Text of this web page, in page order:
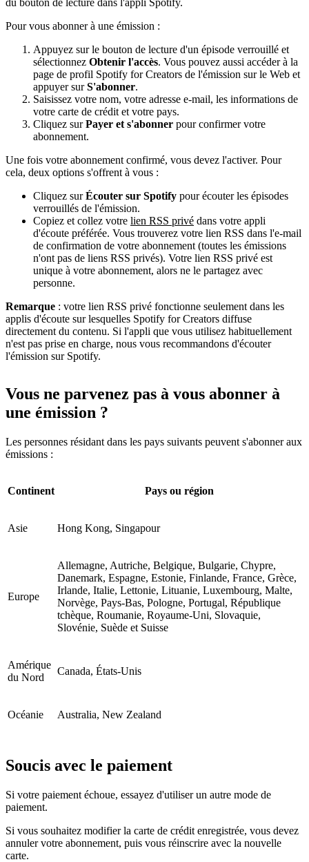
Pour vous abonner à une émission :
Appuyez sur le bouton de lecture d'un épisode verrouillé et
sélectionnez Obtenir l'accès. Vous pouvez aussi accéder à la
page de profil Spotify for Creators de l'émission sur le Web et
appuyer surS'abonner.
Saisissez votre nom, votre adresse e-mail, les informations de
votre carte de crédit et votre pays.
Cliquez surPayer et s'abonner pour confirmer votre
abonnement.
Une fois votre abonnement confirmé, vous devez l'activer. Pour
cela, deux options s'offrent à vous :
Cliquez surÉcouter sur Spotify pour écouter les épisodes
verrouillés de l'émission.
Copiez et collez votre lien RSS privé dans votre appli
d'écoute préférée. Vous trouverez votre lien RSS dans l'e-mail
de confirmation de votre abonnement (toutes les émissions
n'ont pas de liens RSS privés). Votre lien RSS privé est
unique à votre abonnement, alors ne le partagez avec
personne.
Remarque : votre lien RSS privé fonctionne seulement dans les
applis d'écoute sur lesquelles Spotify for Creators diffuse
directement du contenu. Si l'appli que vous utilisez habituellement
n'est pas prise en charge, nous vous recommandons d'écouter
l'émission sur Spotify.
Vous ne parvenez pas à vous abonner à
une émission ?
Les personnes résidant dans les pays suivants peuvent s'abonner aux
émissions :
Continent Pays ou région
Asie Hong Kong, Singapour
Europe
Allemagne, Autriche, Belgique, Bulgarie, Chypre,
Danemark, Espagne, Estonie, Finlande, France, Grèce,
Irlande, Italie, Lettonie, Lituanie, Luxembourg, Malte,
Norvège, Pays-Bas, Pologne, Portugal, République
tchèque, Roumanie, Royaume-Uni, Slovaquie,
Slovénie, Suède et Suisse
Amérique
du Nord
Canada, États-Unis
Océanie Australia, New Zealand
Soucis avec le paiement
Si votre paiement échoue, essayez d'utiliser un autre mode de
paiement.
Si vous souhaitez modifier la carte de crédit enregistrée, vous devez
annuler votre abonnement, puis vous réinscrire avec la nouvelle
carte.